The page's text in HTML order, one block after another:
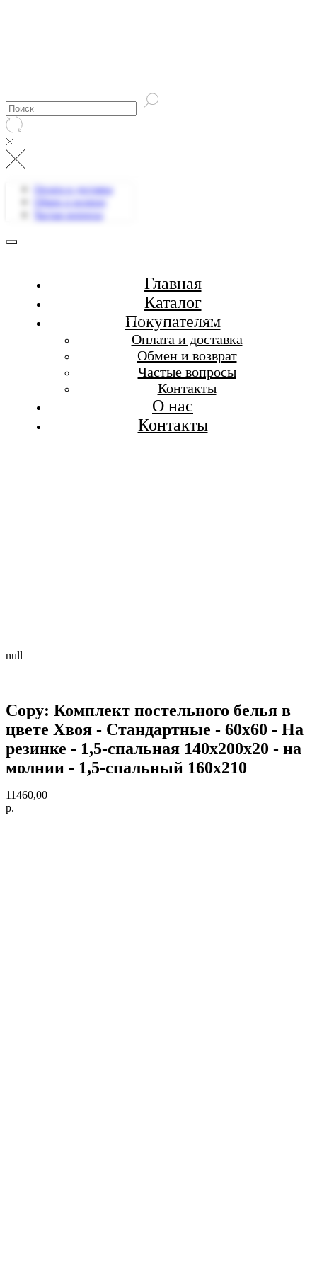
Бесплатная доставка при заказе от 7 000 р.
null
Оплата и доставка
Обмен и возврат
Частые вопросы
Главная
Каталог
Покупателям
Оплата и доставка
Обмен и возврат
Частые вопросы
Контакты
О нас
Контакты
Copy: Комплект постельного белья в
цвете Хвоя - Стандартные - 60х60 - На
резинке - 1,5-спальная 140х200х20 - на
молнии - 1,5-спальный 160х210
11460,00
р.